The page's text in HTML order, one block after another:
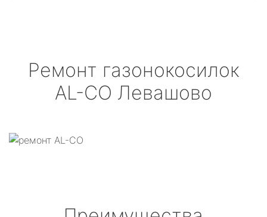
Ремонт газонокосилок
AL-CO Левашово